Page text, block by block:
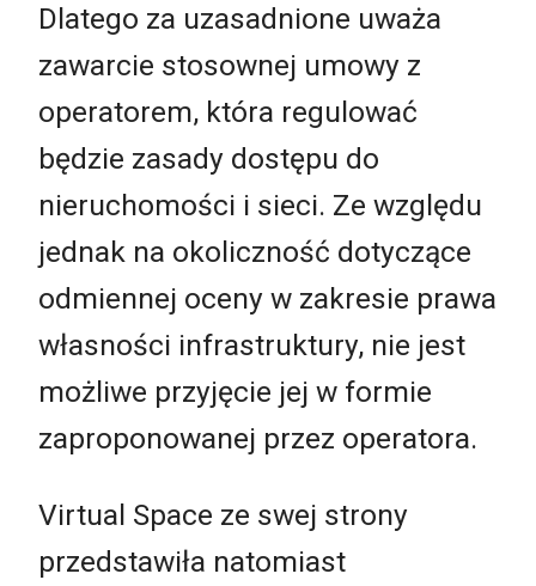
Dlatego za uzasadnione uważa
zawarcie stosownej umowy z
operatorem, która regulować
będzie zasady dostępu do
nieruchomości i sieci. Ze względu
jednak na okoliczność dotyczące
odmiennej oceny w zakresie prawa
własności infrastruktury, nie jest
możliwe przyjęcie jej w formie
zaproponowanej przez operatora.
Virtual Space ze swej strony
przedstawiła natomiast